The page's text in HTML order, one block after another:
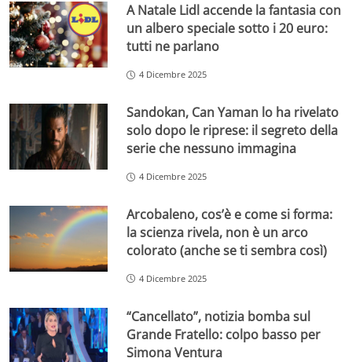
A Natale Lidl accende la fantasia con
un albero speciale sotto i 20 euro:
tutti ne parlano
4 Dicembre 2025
Sandokan, Can Yaman lo ha rivelato
solo dopo le riprese: il segreto della
serie che nessuno immagina
4 Dicembre 2025
Arcobaleno, cos’è e come si forma:
la scienza rivela, non è un arco
colorato (anche se ti sembra così)
4 Dicembre 2025
“Cancellato”, notizia bomba sul
Grande Fratello: colpo basso per
Simona Ventura